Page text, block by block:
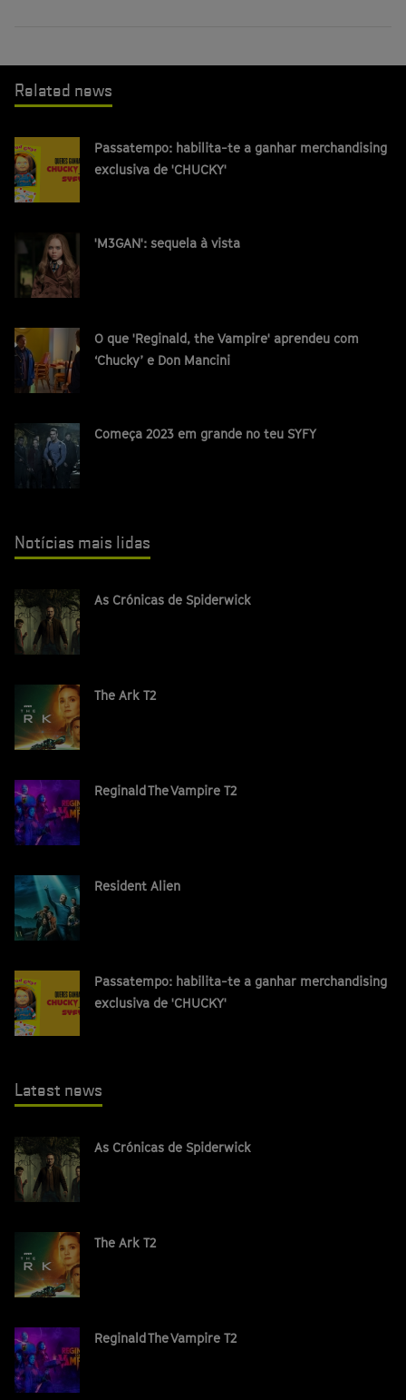
Related news
Passatempo: habilita-te a ganhar merchandising
exclusiva de 'CHUCKY'
'M3GAN': sequela à vista
O que 'Reginald, the Vampire' aprendeu com
‘Chucky’ e Don Mancini
Começa 2023 em grande no teu SYFY
Notícias mais lidas
As Crónicas de Spiderwick
The Ark T2
Reginald The Vampire T2
Resident Alien
Passatempo: habilita-te a ganhar merchandising
exclusiva de 'CHUCKY'
Latest news
As Crónicas de Spiderwick
The Ark T2
Reginald The Vampire T2